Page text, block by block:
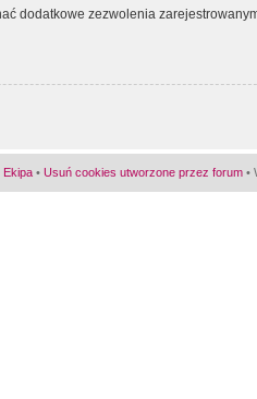
dodatkowe zezwolenia
Ekipa • Usuń cookies utworzone przez forum •